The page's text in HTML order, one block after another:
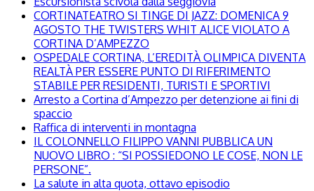
CORTINATEATRO SI TINGE DI JAZZ: DOMENICA 9
AGOSTO THE TWISTERS WHIT ALICE VIOLATO A
CORTINA D’AMPEZZO
OSPEDALE CORTINA, L’EREDITÀ OLIMPICA DIVENTA
REALTÀ PER ESSERE PUNTO DI RIFERIMENTO
STABILE PER RESIDENTI, TURISTI E SPORTIVI
Arresto a Cortina d’Ampezzo per detenzione ai fini di
spaccio
Raffica di interventi in montagna
IL COLONNELLO FILIPPO VANNI PUBBLICA UN
NUOVO LIBRO : “SI POSSIEDONO LE COSE, NON LE
PERSONE”.
La salute in alta quota, ottavo episodio